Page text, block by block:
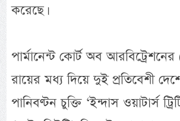
করেছে।
পার্মানেন্ট কোর্ট অব
রায়ের মধ্য দিয়ে দুই প্রতিবেশী
পানিবণ্টন চুক্তি ‘ইন্দাস ওয়াটার্স